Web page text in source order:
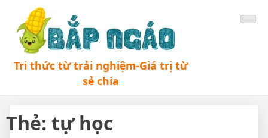
Tri thức từ trải nghiệm-Giá trị từ
sẻ chia
Thẻ: tự học